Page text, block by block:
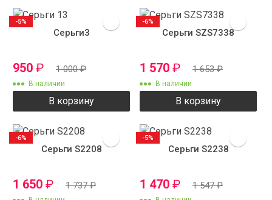
Серьги3
950 ₽ 1 000₽
В наличии
В корзину
-5%
Серьги SZS7338
1 570 ₽ 1 653₽
В наличии
В корзину
-6%
Серьги S2208
1 650 ₽ 1 737₽
-6%
Серьги S2238
1 470 ₽ 1 547₽
-5%